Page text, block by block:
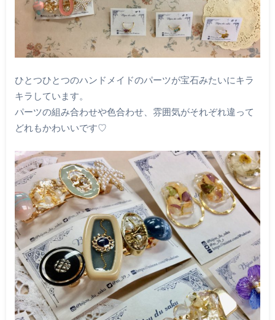
ひとつひとつのハンドメイドのパーツが宝石みたいにキラ
キラしています。
パーツの組み合わせや色合わせ、雰囲気がそれぞれ違って
どれもかわいいです♡